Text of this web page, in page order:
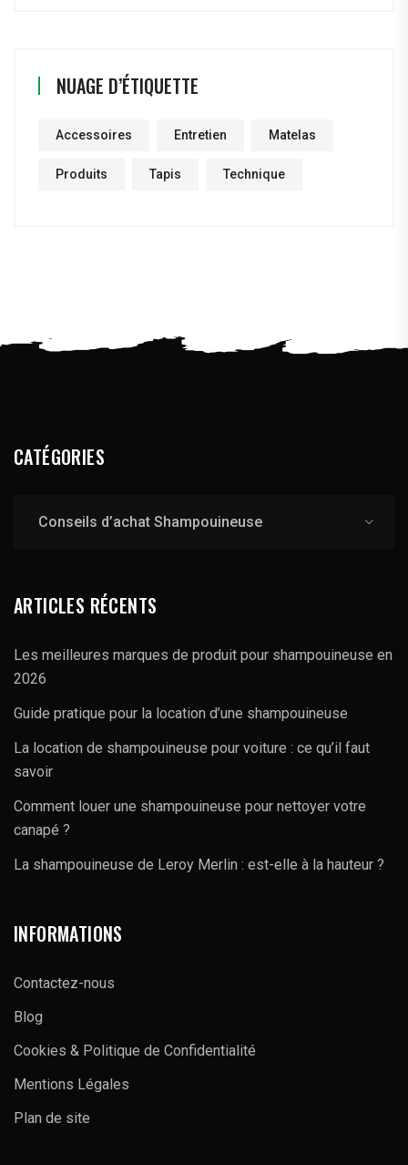
NUAGE D’ÉTIQUETTE
Accessoires Entretien Matelas
Produits Tapis Technique
CATÉGORIES
ARTICLES RÉCENTS
Les meilleures marques de produit pour shampouineuse en
2026
Guide pratique pour la location d’une shampouineuse
La location de shampouineuse pour voiture : ce qu’il faut
savoir
Comment louer une shampouineuse pour nettoyer votre
canapé ?
La shampouineuse de Leroy Merlin : est-elle à la hauteur ?
INFORMATIONS
Contactez-nous
Blog
Cookies & Politique de Confidentialité
Mentions Légales
Plan de site